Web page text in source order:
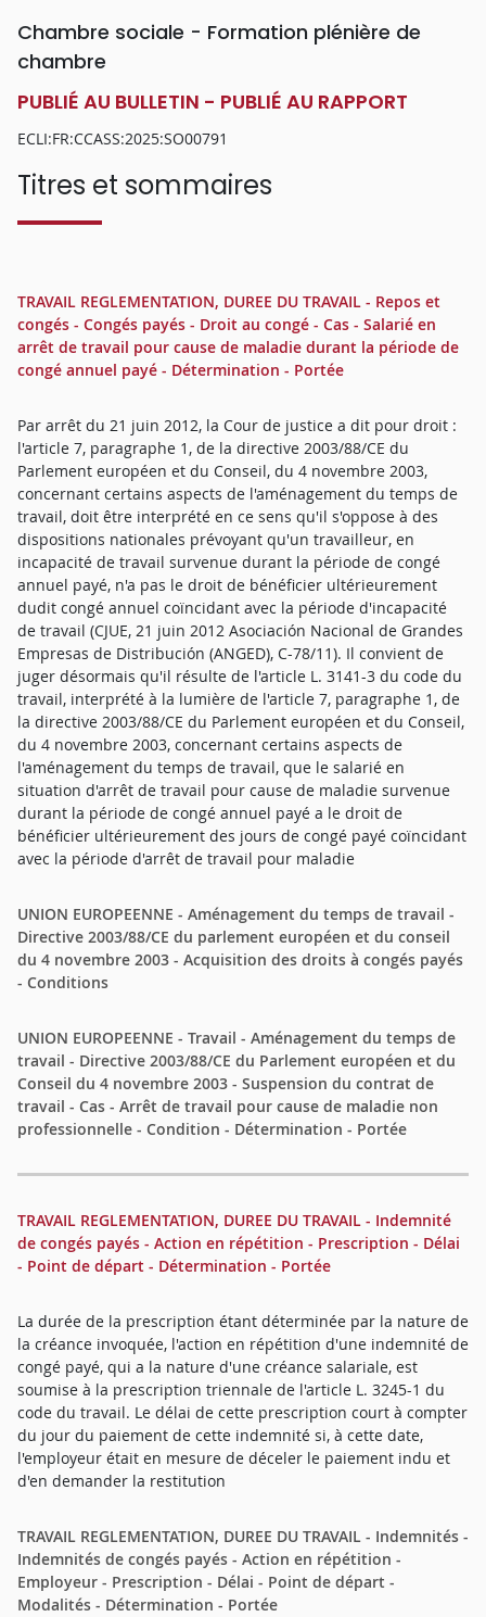
Chambre sociale - Formation plénière de
chambre
PUBLIÉ AU BULLETIN - PUBLIÉ AU RAPPORT
ECLI:FR:CCASS:2025:SO00791
Titres et sommaires
TRAVAIL REGLEMENTATION, DUREE DU TRAVAIL - Repos et
congés - Congés payés - Droit au congé - Cas - Salarié en
arrêt de travail pour cause de maladie durant la période de
congé annuel payé - Détermination - Portée
Par arrêt du 21 juin 2012, la Cour de justice a dit pour droit :
l'article 7, paragraphe 1, de la directive 2003/88/CE du
Parlement européen et du Conseil, du 4 novembre 2003,
concernant certains aspects de l'aménagement du temps de
travail, doit être interprété en ce sens qu'il s'oppose à des
dispositions nationales prévoyant qu'un travailleur, en
incapacité de travail survenue durant la période de congé
annuel payé, n'a pas le droit de bénéficier ultérieurement
dudit congé annuel coïncidant avec la période d'incapacité
de travail (CJUE, 21 juin 2012 Asociación Nacional de Grandes
Empresas de Distribución (ANGED), C-78/11). Il convient de
juger désormais qu'il résulte de l'article L. 3141-3 du code du
travail, interprété à la lumière de l'article 7, paragraphe 1, de
la directive 2003/88/CE du Parlement européen et du Conseil,
du 4 novembre 2003, concernant certains aspects de
l'aménagement du temps de travail, que le salarié en
situation d'arrêt de travail pour cause de maladie survenue
durant la période de congé annuel payé a le droit de
bénéficier ultérieurement des jours de congé payé coïncidant
avec la période d'arrêt de travail pour maladie
UNION EUROPEENNE - Aménagement du temps de travail -
Directive 2003/88/CE du parlement européen et du conseil
du 4 novembre 2003 - Acquisition des droits à congés payés
- Conditions
UNION EUROPEENNE - Travail - Aménagement du temps de
travail - Directive 2003/88/CE du Parlement européen et du
Conseil du 4 novembre 2003 - Suspension du contrat de
travail - Cas - Arrêt de travail pour cause de maladie non
professionnelle - Condition - Détermination - Portée
TRAVAIL REGLEMENTATION, DUREE DU TRAVAIL - Indemnité
de congés payés - Action en répétition - Prescription - Délai
- Point de départ - Détermination - Portée
La durée de la prescription étant déterminée par la nature de
la créance invoquée, l'action en répétition d'une indemnité de
congé payé, qui a la nature d'une créance salariale, est
soumise à la prescription triennale de l'article L. 3245-1 du
code du travail. Le délai de cette prescription court à compter
du jour du paiement de cette indemnité si, à cette date,
l'employeur était en mesure de déceler le paiement indu et
d'en demander la restitution
TRAVAIL REGLEMENTATION, DUREE DU TRAVAIL - Indemnités -
Indemnités de congés payés - Action en répétition -
Employeur - Prescription - Délai - Point de départ -
Modalités - Détermination - Portée